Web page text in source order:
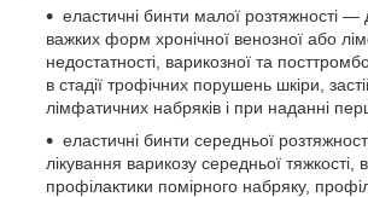
еластичні бинти малої розтяжності —
важких форм хронічної венозної або
недостатності, варикозної та
в стадії трофічних порушень шкіри,
лімфатичних набряків і при наданні
еластичні бинти середньої
лікування варикозу середньої тяжкості,
профілактики помірного набряку,